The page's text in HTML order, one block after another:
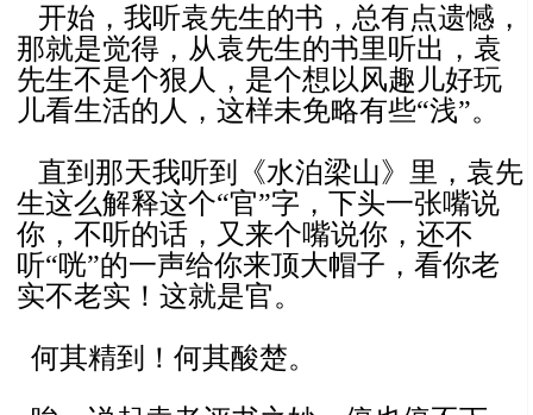
开始，我听袁先生的书，总有点遗憾，
那就是觉得，从袁先生的书里听出，袁
先生不是个狠人，是个想以风趣儿好玩
儿看生活的人，这样未免略有些“浅”。
直到那天我听到《水泊梁山》里，袁先
生这么解释这个“官”字，下头一张嘴说
你，不听的话，又来个嘴说你，还不
听“咣”的一声给你来顶大帽子，看你老
实不老实！这就是官。
何其精到！何其酸楚。